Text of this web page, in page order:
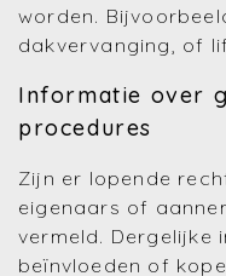
worden.
dakvervanging, of
Informatie over
procedures
Zijn er lopende
eigenaars of
vermeld. Dergelijke
beïnvloeden of